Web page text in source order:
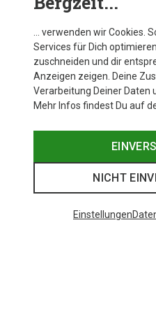
… verwenden wir Cookies.
Services für Dich
zuschneiden und dir
Anzeigen zeigen. Deine
Verarbeitung Deiner Daten
Mehr Infos findest Du auf
NICHT
Einstellungen